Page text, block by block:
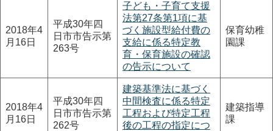
2018年4
月16日
平成30年四
日市市告示第
263号
子ども・子育て支援
法第27条第1項に基
づく施設型給付費の
支給に係る特定教
育・保育施設の確認
の告示について
保育幼稚
園課
2018年4
月16日
平成30年四
日市市告示第
262号
建築基準法に基づく
中間検査に係る特定
工程および特定工程
後の工程の指定につ
建築指導
課